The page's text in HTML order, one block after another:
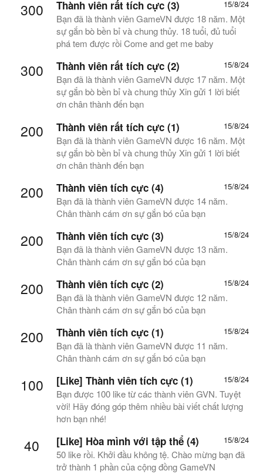
300 15/8/24
Thành viên rất tích cực (3)
Bạn đã là thành viên GameVN được 18 năm. Một
sự gắn bò bền bỉ và chung thủy. 18 tuổi, đủ tuổi
phá tem được rồi Come and get me baby
300 15/8/24
Thành viên rất tích cực (2)
Bạn đã là thành viên GameVN được 17 năm. Một
sự gắn bò bền bỉ và chung thủy Xin gửi 1 lời biết
ơn chân thành đến bạn
200 15/8/24
Thành viên rất tích cực (1)
Bạn đã là thành viên GameVN được 16 năm. Một
sự gắn bò bền bỉ và chung thủy Xin gửi 1 lời biết
ơn chân thành đến bạn
200 15/8/24
Thành viên tích cực (4)
Bạn đã là thành viên GameVN được 14 năm.
Chân thành cám ơn sự gắn bó của bạn
200 15/8/24
Thành viên tích cực (3)
Bạn đã là thành viên GameVN được 13 năm.
Chân thành cám ơn sự gắn bó của bạn
200 15/8/24
Thành viên tích cực (2)
Bạn đã là thành viên GameVN được 12 năm.
Chân thành cám ơn sự gắn bó của bạn
200 15/8/24
Thành viên tích cực (1)
Bạn đã là thành viên GameVN được 11 năm.
Chân thành cám ơn sự gắn bó của bạn
100 15/8/24
[Like] Thành viên tích cực (1)
Bạn được 100 like từ các thành viên GVN. Tuyệt
vời! Hãy đóng góp thêm nhiều bài viết chất lượng
hơn bạn nhé!
40 15/8/24
[Like] Hòa mình với tập thể (4)
50 like rồi. Khởi đầu không tệ. Chào mừng bạn đã
trở thành 1 phần của cộng đồng GameVN